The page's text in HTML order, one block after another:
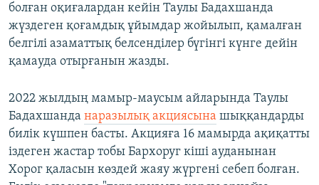
болған оқиғалардан кейін Таулы Бадахшанда
жүздеген қоғамдық ұйымдар жойылып, қамалған
белгілі азаматтық белсенділер бүгінгі күнге дейін
қамауда отырғанын жазды.
2022 жылдың мамыр-маусым айларында Таулы
Бадахшанда наразылық акциясына шыққандарды
билік күшпен басты. Акцияға 16 мамырда ақиқатты
іздеген жастар тобы Бархоруг кіші ауданынан
Хорог қаласын көздей жаяу жүргені себеп болған.